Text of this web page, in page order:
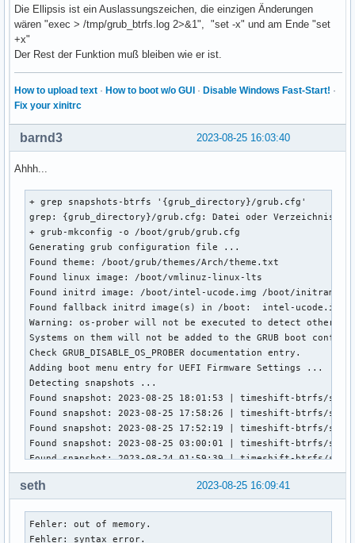
insmod part_gpt
insmod btrfs
if [ x$feature_platform_search_hint = xy ]; then
search --no-floppy --fs-uuid --set=root d1d0bf85-943b-
fi
    font="/@/usr/share/grub/unicode.pf2"
fi
if loadfont $font ; then
  load_video
  insmod gfxterm
  set locale_dir=$prefix/locale
  set lang=de_DE
  insmod gettext
fi
terminal_input console
terminal_output gfxterm
Found theme: /boot/grub/themes/Arch/theme.txt
insmod part_gpt
insmod fat
set root='hd0,gpt1'
if [ x$feature_platform_search_hint = xy ]; then
search --no-floppy --fs-uuid --set=root --hint-
else
  search --no-floppy --fs-uuid --set=root 81D7-E685
fi
insmod gfxmenu
loadfont ($root)/grub/themes/Arch/terminus-12.pf2
loadfont ($root)/grub/themes/Arch/terminus-14.pf2
loadfont ($root)/grub/themes/Arch/terminus-18.pf2
loadfont ($root)/grub/themes/Arch/ubuntu_regular_17.pf2
Die Ellipsis ist ein Auslassungszeichen, die einzigen Änderungen
wären "exec > /tmp/grub_btrfs.log 2>&1", "set -x" und am Ende "set
+x"
Der Rest der Funktion muß bleiben wie er ist.
How to upload text · How to boot w/o GUI · Disable Windows Fast-Start! ·
Fix your xinitrc
2023-08-25 16:03:40
barnd3
Ahhh...
+ grep snapshots-btrfs '{grub_directory}/grub.cfg'
grep: {grub_directory}/grub.cfg: Datei oder Verzeichnis
+ grub-mkconfig -o /boot/grub/grub.cfg
Generating grub configuration file ...
Found theme: /boot/grub/themes/Arch/theme.txt
Found linux image: /boot/vmlinuz-linux-lts
Found initrd image: /boot/intel-ucode.img /boot/
Found fallback initrd image(s) in /boot:  intel-
Warning: os-prober will not be executed to detect other
Systems on them will not be added to the GRUB boot
Check GRUB_DISABLE_OS_PROBER documentation entry.
Adding boot menu entry for UEFI Firmware Settings ...
Detecting snapshots ...
Found snapshot: 2023-08-25 18:01:53 | timeshift-btrfs/
Found snapshot: 2023-08-25 17:58:26 | timeshift-btrfs/
Found snapshot: 2023-08-25 17:52:19 | timeshift-btrfs/
Found snapshot: 2023-08-25 03:00:01 | timeshift-
Found snapshot: 2023-08-24 01:59:39 | timeshift-
Found 5 snapshot(s)
Unmount /tmp/grub-btrfs.mY8aWPQePn .. Success
Fehler: syntax error.
Fehler: Incorrect command.
2023-08-25 16:09:41
seth
Fehler: out of memory.
Fehler: syntax error.